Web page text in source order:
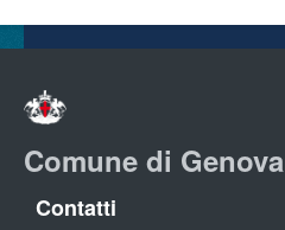
Comune di Genova
Contatti